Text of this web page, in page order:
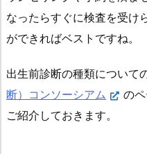
なったらすぐに検査を受け
ができればベストですね。
出生前診断の種類について
断）コンソーシアム
の
ご紹介しておきます。